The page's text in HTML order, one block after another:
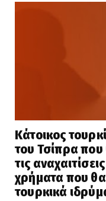
Κάτοικος
του Τσίπρα
τις
χρήματα που
τουρκικά